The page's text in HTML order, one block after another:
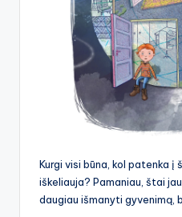
Kurgi visi būna, kol patenka į
iškeliauja? Pamaniau, štai
daugiau išmanyti gyvenimą,